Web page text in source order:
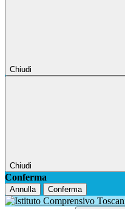
Chiudi
Chiudi
Conferma
Annulla Conferma